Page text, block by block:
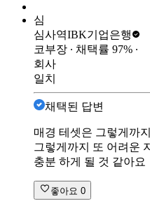
심
심사역IBK기업은행
코부장 ∙ 채택률 97% ∙
회사
일치
채택된 답변
매경 테셋은 그렇게까
그렇게까지 또 어려운
충분 하게 될 것 같아요
좋아요 0